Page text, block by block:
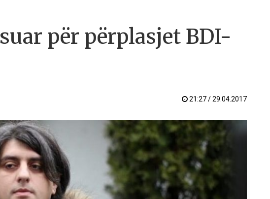
për përplasjet BDI-
21:27 / 29.04.2017